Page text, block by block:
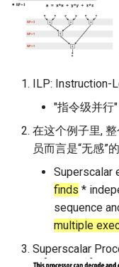
ILP: Instruction-
"指令级并行
在这个例子里,
员而言是“无感”的
Superscalar
finds *
sequence
multiple
Superscalar